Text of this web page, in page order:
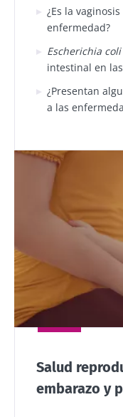
¿Es la
enfermedad?
Escherichia coli
intestinal en
¿Presentan
a las
Salud
embarazo y